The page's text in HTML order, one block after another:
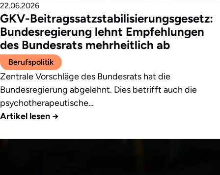
GKV-Beitragssatzstabilisierungsgesetz:
Bundesregierung lehnt Empfehlungen
des Bundesrats mehrheitlich ab
22.06.2026
Berufspolitik
Zentrale Vorschläge des Bundesrats hat die
Bundesregierung abgelehnt. Dies betrifft auch die
psychotherapeutische…
Artikel lesen →